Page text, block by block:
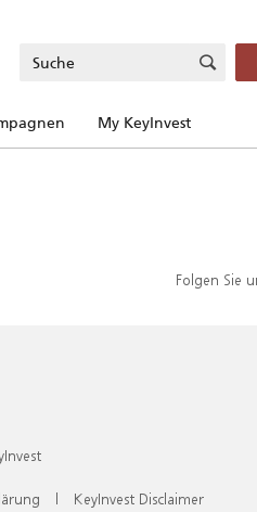
My KeyInvest
Folgen Sie
| KeyInvest Disclaimer